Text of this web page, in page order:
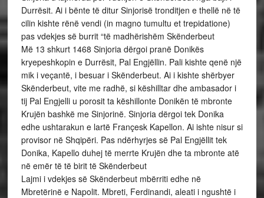
Durrësit. Ai i bënte të ditur Sinjorisë tronditjen e thellë në të
cilin kishte rënë vendi (in magno tumultu et trepidatione)
pas vdekjes së burrit “të madhërishëm Skënderbeut
Më 13 shkurt 1468 Sinjoria dërgoi pranë Donikës
kryepeshkopin e Durrësit, Pal Engjëllin. Pali kishte qenë një
mik i veçantë, i besuar i Skënderbeut. Ai i kishte shërbyer
Skënderbeut, vite me radhë, si këshilltar dhe ambasador i
tij Pal Engjelli u porosit ta këshillonte Donikën të mbronte
Krujën bashkë me Sinjorinë. Sinjoria dërgoi tek Donika
edhe ushtarakun e lartë Françesk Kapellon. Ai ishte nisur si
provisor në Shqipëri. Pas ndërhyrjes së Pal Engjëllit tek
Donika, Kapello duhej të merrte Krujën dhe ta mbronte atë
në emër të të birit të Skënderbeut
Lajmi i vdekjes së Skënderbeut mbërriti edhe në
Mbretërinë e Napolit. Mbreti, Ferdinandi, aleati i ngushtë i